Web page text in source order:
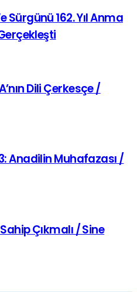
Sürgünü 162. Yıl Anma
Dili Çerkesçe /
Anadilin Muhafazası /
Çıkmalı / Sine